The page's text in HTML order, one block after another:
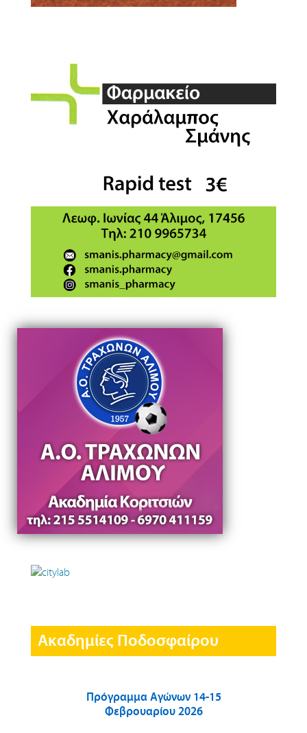
Ακαδημίες Ποδοσφαίρου
Πρόγραμμα Αγώνων 14-15
Φεβρουαρίου 2026